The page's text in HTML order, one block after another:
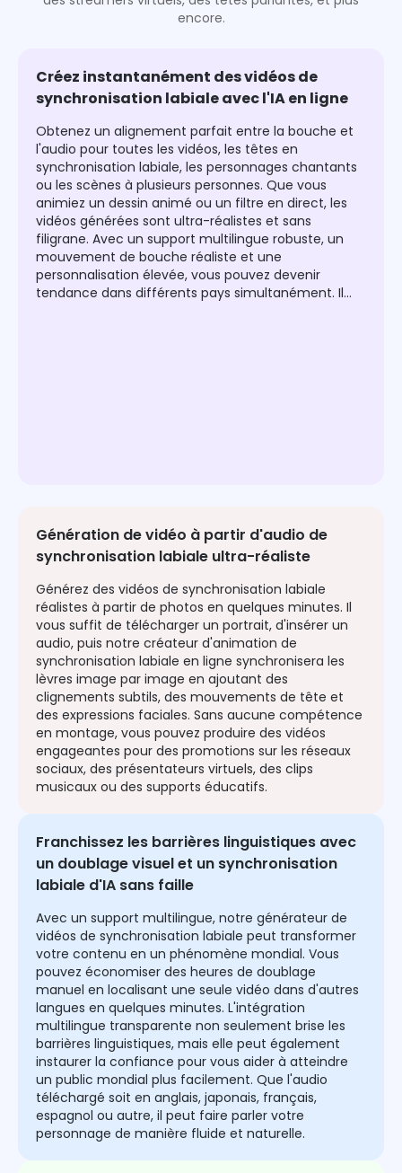
encore.
Créez instantanément des vidéos de
synchronisation labiale avec l'IA en ligne
Obtenez un alignement parfait entre la bouche et
l'audio pour toutes les vidéos, les têtes en
synchronisation labiale, les personnages chantants
ou les scènes à plusieurs personnes. Que vous
animiez un dessin animé ou un filtre en direct, les
vidéos générées sont ultra-réalistes et sans
filigrane. Avec un support multilingue robuste, un
mouvement de bouche réaliste et une
personnalisation élevée, vous pouvez devenir
tendance dans différents pays simultanément. Il
Génération de vidéo à partir d'audio de
synchronisation labiale ultra-réaliste
Générez des vidéos de synchronisation labiale
réalistes à partir de photos en quelques minutes. Il
vous suffit de télécharger un portrait, d'insérer un
audio, puis notre créateur d'animation de
synchronisation labiale en ligne synchronisera les
lèvres image par image en ajoutant des
clignements subtils, des mouvements de tête et
des expressions faciales. Sans aucune compétence
en montage, vous pouvez produire des vidéos
engageantes pour des promotions sur les réseaux
sociaux, des présentateurs virtuels, des clips
musicaux ou des supports éducatifs.
Franchissez les barrières linguistiques avec
un doublage visuel et un synchronisation
labiale d'IA sans faille
Avec un support multilingue, notre générateur de
vidéos de synchronisation labiale peut transformer
votre contenu en un phénomène mondial. Vous
pouvez économiser des heures de doublage
manuel en localisant une seule vidéo dans d'autres
langues en quelques minutes. L'intégration
multilingue transparente non seulement brise les
barrières linguistiques, mais elle peut également
instaurer la confiance pour vous aider à atteindre
un public mondial plus facilement. Que l'audio
téléchargé soit en anglais, japonais, français,
espagnol ou autre, il peut faire parler votre
personnage de manière fluide et naturelle.